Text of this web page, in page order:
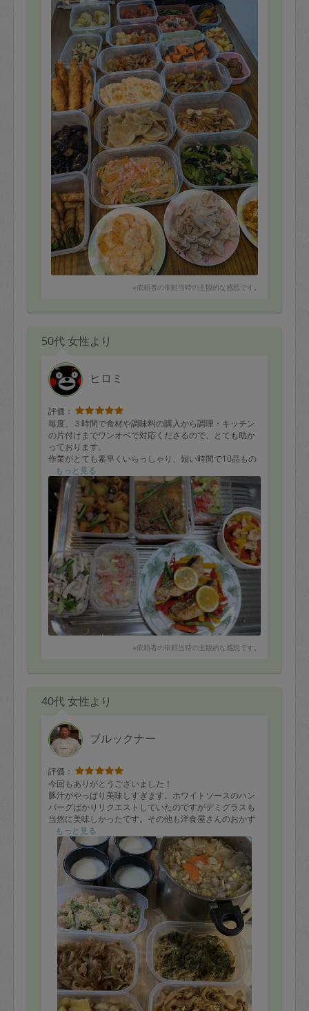
のまま夕飯にできるのでとても助かっています。
またよろしくお願いします。
※依頼者の依頼当時の主観的な感想です。
50代 女性より
ヒロミ
評価：
毎度、３時間で食材や調味料の購入から調理・キッチン
の片付けまでワンオペで対応くださるので、とても助か
っております。
作業がとても素早くいらっしゃり、短い時間で10品もの
作り置きをご用意いただきありがとうございます。
メニューも野菜を中心としたヘルシーなものばかりで、
とてもありがたいです。
かれこれ２年以上お世話になっておりますが、もはや我
が家はヒロミさんのお料理なしの生活は考えられませ
ん。
もっと見る
※依頼者の依頼当時の主観的な感想です。
40代 女性より
ブルックナー
評価：
今回もありがとうございました！
豚汁がやっぱり美味しすぎます。ホワイトソースのハン
バーグばかりリクエストしていたのですがデミグラスも
当然に美味しかったです。その他も洋食屋さんのおかず
で毎日楽しみに頂きます！
もっと見る